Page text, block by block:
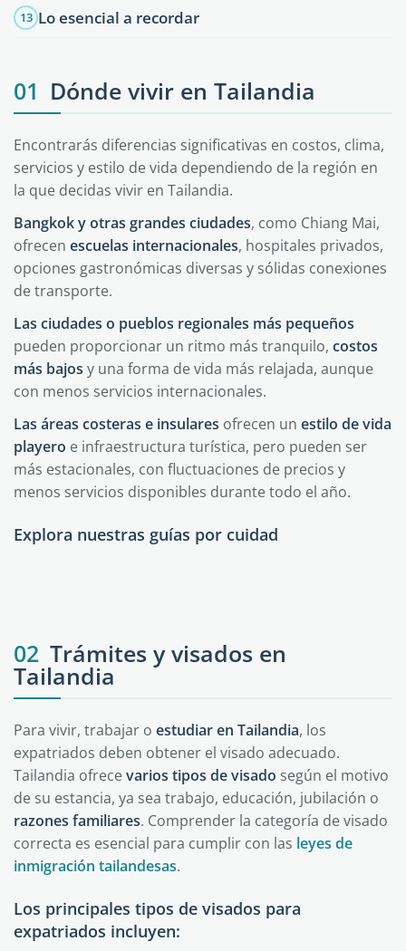
13 Lo esencial a recordar
01 Dónde vivir en Tailandia
Encontrarás diferencias significativas en costos, clima,
servicios y estilo de vida dependiendo de la región en
la que decidas vivir en Tailandia.
Bangkok y otras grandes ciudades, como Chiang Mai,
ofrecen escuelas internacionales, hospitales privados,
opciones gastronómicas diversas y sólidas conexiones
de transporte.
Las ciudades o pueblos regionales más pequeños
pueden proporcionar un ritmo más tranquilo, costos
más bajos y una forma de vida más relajada, aunque
con menos servicios internacionales.
Las áreas costeras e insulares ofrecen un estilo de vida
playero e infraestructura turística, pero pueden ser
más estacionales, con fluctuaciones de precios y
menos servicios disponibles durante todo el año.
Explora nuestras guías por cuidad
Bangkok Chiang Mai
02 Trámites y visados en
Tailandia
Para vivir, trabajar o estudiar en Tailandia, los
expatriados deben obtener el visado adecuado.
Tailandia ofrecevarios tipos de visado según el motivo
de su estancia, ya sea trabajo, educación, jubilación o
razones familiares. Comprender la categoría de visado
correcta es esencial para cumplir con las leyes de
inmigración tailandesas.
Los principales tipos de visados para
expatriados incluyen: